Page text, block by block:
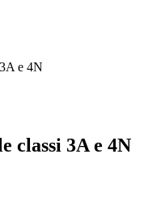
e 4N
classi 3A e 4N